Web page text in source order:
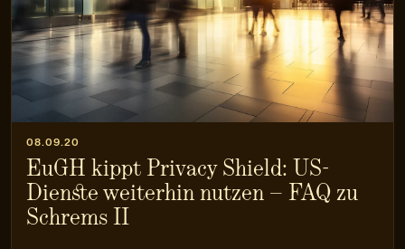
08.09.20
EuGH kippt Privacy Shield: US-
Dienste weiterhin nutzen – FAQ zu
Schrems II